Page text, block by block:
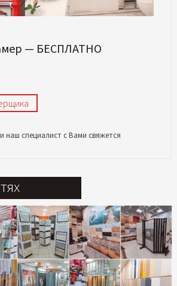
— БЕСПЛАТНО
наш специалист с Вами свяжется